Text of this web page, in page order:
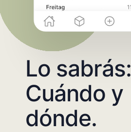
Lo sabrás:
Cuándo y
dónde.